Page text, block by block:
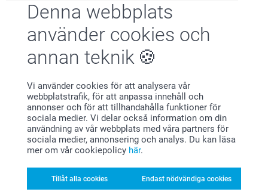
Denna webbplats
använder cookies och
annan teknik
Vi använder cookies för att analysera vår
webbplatstrafik, för att anpassa innehåll och
annonser och för att tillhandahålla funktioner för
sociala medier. Vi delar också information om din
användning av vår webbplats med våra partners för
sociala medier, annonsering och analys. Du kan läsa
mer om vår cookiepolicy här.
Tillåt alla cookies Endast nödvändiga cookies
Aiki,
2022-12-30
Bra storlek på pennfodralet men bilderna var något bleka
det gick inte.
Lotta,
2022-12-28
Väldigt fina pennskrin, med foton!